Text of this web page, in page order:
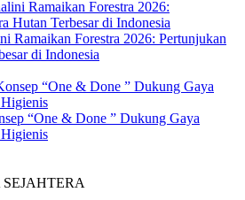
Ramaikan Forestra 2026: Pertunjukan
di Indonesia
“One & Done ” Dukung Gaya